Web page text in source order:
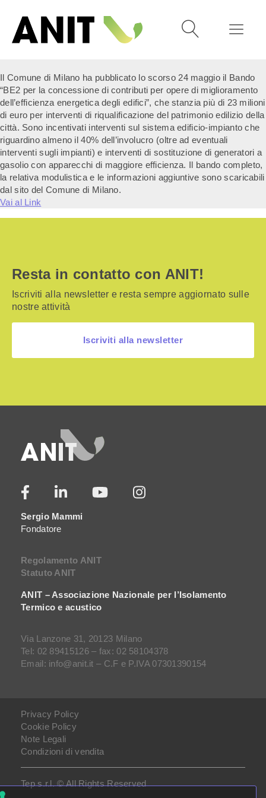
Il Comune di Milano ha pubblicato lo scorso 24 maggio il Bando
“BE2 per la concessione di contributi per opere di miglioramento
dell’efficienza energetica degli edifici”, che stanzia più di 23 milioni
di euro per interventi di riqualificazione del patrimonio edilizio della
città. Sono incentivati interventi sul sistema edificio-impianto che
riguardino almeno il 40% dell’involucro (oltre ad eventuali
interventi sugli impianti) e interventi di sostituzione di generatori a
gasolio con apparecchi di maggiore efficienza. Il bando completo,
la relativa modulistica e le informazioni aggiuntive sono scaricabili
dal sito del Comune di Milano.
Vai al Link
Resta in contatto con ANIT!
Iscriviti alla newsletter e resta sempre aggiornato sulle
nostre attività
Iscriviti alla newsletter
Sergio Mammi
Fondatore
Regolamento ANIT
Statuto ANIT
ANIT – Associazione Nazionale per l’Isolamento
Termico e acustico
Via Lanzone 31, 20123 Milano
Tel: 02 89415126 – fax: 02 58104378
Email: info@anit.it – C.F e P.IVA 07301390154
Tep s.r.l. © All Rights Reserved
Privacy Policy
Cookie Policy
Note Legali
Condizioni di vendita